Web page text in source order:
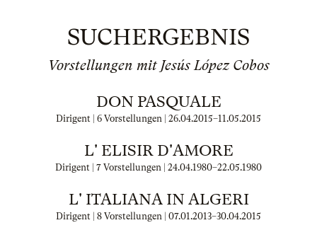
SUCHERGEBNIS
Vorstellungen mit Jesús López Cobos
DON PASQUALE
Dirigent | 6 Vorstellungen | 26.04.2015–11.05.2015
L' ELISIR D'AMORE
Dirigent | 7 Vorstellungen | 24.04.1980–22.05.1980
L' ITALIANA IN ALGERI
Dirigent | 8 Vorstellungen | 07.01.2013–30.04.2015